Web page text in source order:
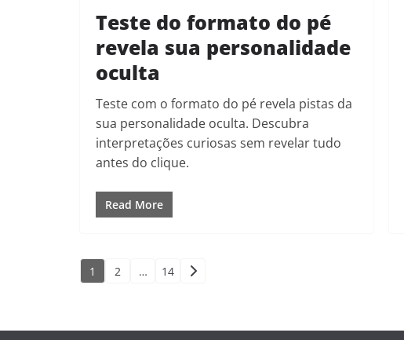
Teste do formato do pé
revela sua personalidade
oculta
Teste com o formato do pé revela pistas da
sua personalidade oculta. Descubra
interpretações curiosas sem revelar tudo
antes do clique.
Read More
Paginação
1 2 … 14